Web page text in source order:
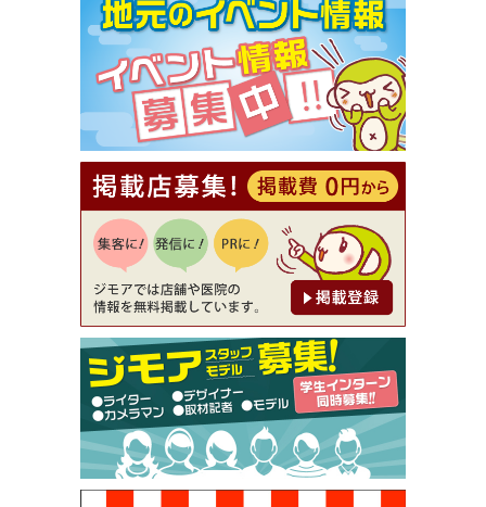
【ジモア限定①】初回割引 特価 VIO脱毛11,000円
⇒8,800円（メンズ専門ワックス脱毛サロン Mickle
（ミックル））
[有効期限]2026年9月30日
【ジモア読者特典2】コース 3,500円→3,000円（料
理5品+2時間飲み放題）（創作イタリアン Pia Cu
ore（ピアクオーレ））
[有効期限]2026年9月30日
【ジモア読者特典1】料理全品20％OFF ※18時以
降（創作イタリアン Pia Cuore（ピアクオーレ））
[有効期限]2026年9月30日
【ジモア限定②】初回割引 特価 鼻毛脱毛 半額 2,2
00円⇒1,100円（メンズ専門ワックス脱毛サロン Mi
ckle（ミックル））
[有効期限]2026年9月30日
【ジモア限定特典①】まつ毛カール 3,850円→ 2,7
50円（Premiere（プルミエール））
[有効期限]2026年9月30日
焼き餃子 一皿サービス（餃子酒場たっちゃん 西
早稲田店）
[有効期限]2026年9月30日